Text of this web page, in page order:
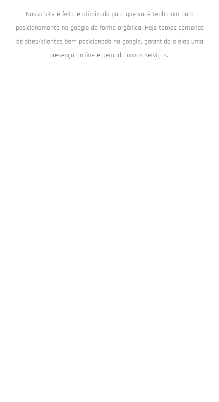
Nosso site é feito e otimizado para que você tenha um bom
posicionamento no google de forma orgânica. Hoje temos centenas
de sites/clientes bem posicionado no google, garantido a eles uma
presença on-line e gerando novos serviços.